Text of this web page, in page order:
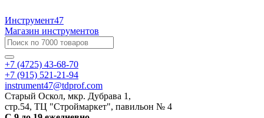
Инструмент47
Магазин инструментов
+7 (4725) 43-68-70
+7 (915) 521-21-94
instrument47@tdprof.com
Старый Оскол, мкр. Дубрава 1,
стр.54, ТЦ "Строймаркет", павильон № 4